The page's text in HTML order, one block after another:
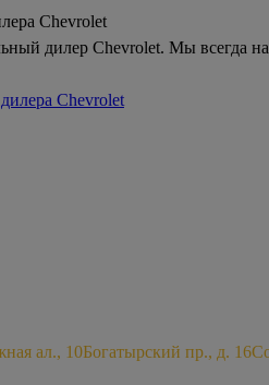
Chevrolet
дилер Chevrolet. Мы всегда
ал., 10Богатырский пр., д. 16